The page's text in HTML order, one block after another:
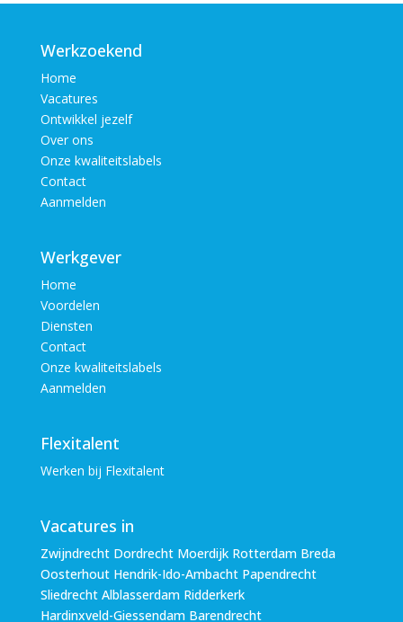
Werkzoekend
Home
Vacatures
Ontwikkel jezelf
Over ons
Onze kwaliteitslabels
Contact
Aanmelden
Werkgever
Home
Voordelen
Diensten
Contact
Onze kwaliteitslabels
Aanmelden
Flexitalent
Werken bij Flexitalent
Vacatures in
Zwijndrecht Dordrecht Moerdijk Rotterdam Breda
Oosterhout Hendrik-Ido-Ambacht Papendrecht
Sliedrecht Alblasserdam Ridderkerk
Hardinxveld-Giessendam Barendrecht